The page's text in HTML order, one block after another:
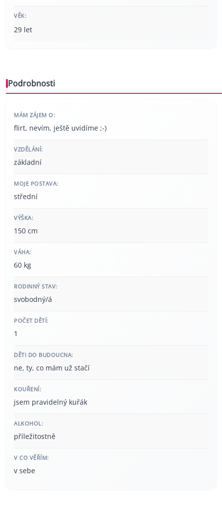
VĚK:
29 let
Podrobnosti
MÁM ZÁJEM O:
flirt, nevím, ještě uvidíme ;-)
VZDĚLÁNÍ:
základní
MOJE POSTAVA:
střední
VÝŠKA:
150 cm
VÁHA:
60 kg
RODINNÝ STAV:
svobodný/á
POČET DĚTÍ:
1
DĚTI DO BUDOUCNA:
ne, ty, co mám už stačí
KOUŘENÍ:
jsem pravidelný kuřák
ALKOHOL:
příležitostně
V CO VĚŘÍM:
v sebe